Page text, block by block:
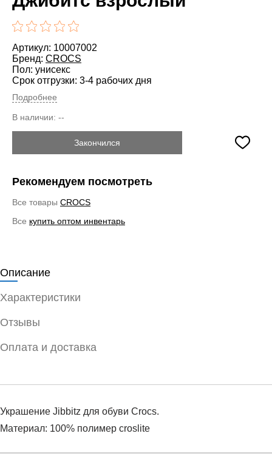
Артикул: 10007002
Бренд: CROCS
Пол: унисекс
Срок отгрузки: 3-4 рабочих дня
Подробнее
В наличии: --
Закончился
Рекомендуем посмотреть
Все товары CROCS
Все купить оптом инвентарь
Описание
Характеристики
Отзывы
Оплата и доставка
Украшение Jibbitz для обуви Crocs.
Материал: 100% полимер croslite